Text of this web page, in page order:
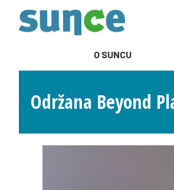
O SUNCU
Održana Beyond